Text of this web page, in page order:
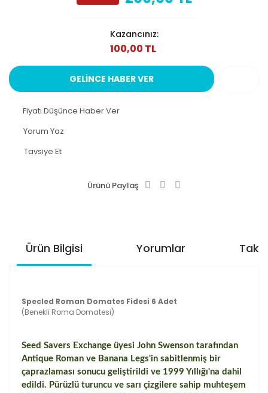
Kazancınız:
100,00 TL
GELİNCE HABER VER
Fiyatı Düşünce Haber Ver
Yorum Yaz
Tavsiye Et
Ürünü Paylaş
Ürün Bilgisi Yorumlar
Specled Roman Domates Fidesi 6 Adet
(Benekli Roma Domatesi)
Seed Savers Exchange üyesi John Swenson tarafından
Antique Roman ve Banana Legs'in sabitlenmiş bir
çaprazlaması sonucu geliştirildi ve 1999 Yıllığı'na dahil
edildi. Pürüzlü turuncu ve sarı çizgilere sahip muhteşem